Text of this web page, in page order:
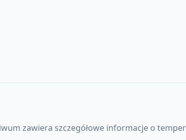
zawiera szczegółowe informacje o